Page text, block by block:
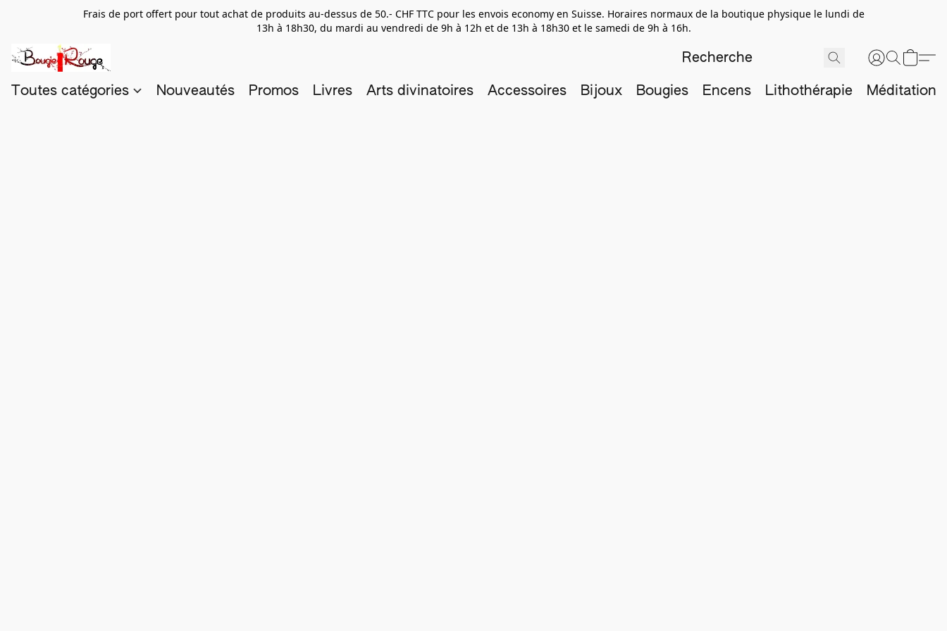
Frais de port offert pour tout achat de produits au-dessus de 50.- CHF TTC pour les envois economy en Suisse. Horaires normaux de la boutique physique le lundi de
13h à 18h30, du mardi au vendredi de 9h à 12h et de 13h à 18h30 et le samedi de 9h à 16h.
Toutes catégories Nouveautés Promos Livres Arts divinatoires Accessoires Bijoux Bougies Encens Lithothérapie Méditation